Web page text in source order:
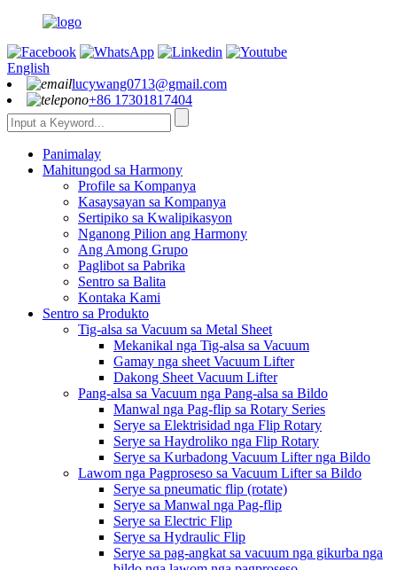
English
lucywang0713@gmail.com
+86 17301817404
Panimalay
Mahitungod sa Harmony
Profile sa Kompanya
Kasaysayan sa Kompanya
Sertipiko sa Kwalipikasyon
Nganong Pilion ang Harmony
Ang Among Grupo
Paglibot sa Pabrika
Sentro sa Balita
Kontaka Kami
Sentro sa Produkto
Tig-alsa sa Vacuum sa Metal Sheet
Mekanikal nga Tig-alsa sa Vacuum
Gamay nga sheet Vacuum Lifter
Dakong Sheet Vacuum Lifter
Pang-alsa sa Vacuum nga Pang-alsa sa Bildo
Manwal nga Pag-flip sa Rotary Series
Serye sa Elektrisidad nga Flip Rotary
Serye sa Haydroliko nga Flip Rotary
Serye sa Kurbadong Vacuum Lifter nga Bildo
Lawom nga Pagproseso sa Vacuum Lifter sa Bildo
Serye sa pneumatic flip (rotate)
Serye sa Manwal nga Pag-flip
Serye sa Electric Flip
Serye sa Hydraulic Flip
Serye sa pag-angkat sa vacuum nga gikurba nga